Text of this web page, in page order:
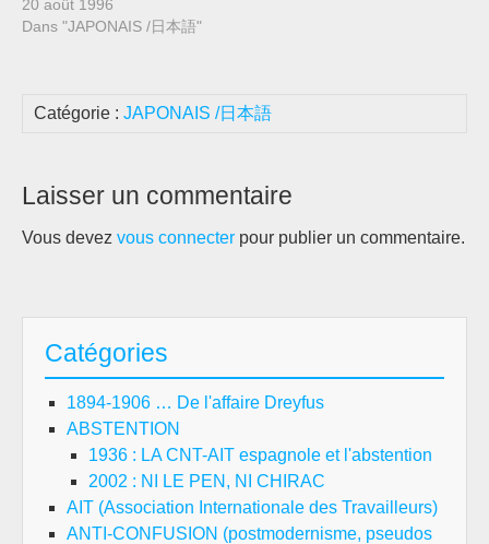
20 août 1996
Dans "JAPONAIS /日本語"
Catégorie : JAPONAIS /日本語
Laisser un commentaire
Vous devez vous connecter pour publier un commentaire.
Catégories
1894-1906 … De l'affaire Dreyfus
ABSTENTION
1936 : LA CNT-AIT espagnole et l'abstention
2002 : NI LE PEN, NI CHIRAC
AIT (Association Internationale des Travailleurs)
ANTI-CONFUSION (postmodernisme, pseudos